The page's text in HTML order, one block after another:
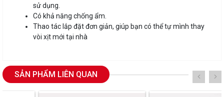
sử dụng.
Có khả năng chống ẩm.
Thao tác lắp đặt đơn giản, giúp bạn có thể tự mình thay
vòi xịt mới tại nhà
SẢN PHẨM LIÊN QUAN